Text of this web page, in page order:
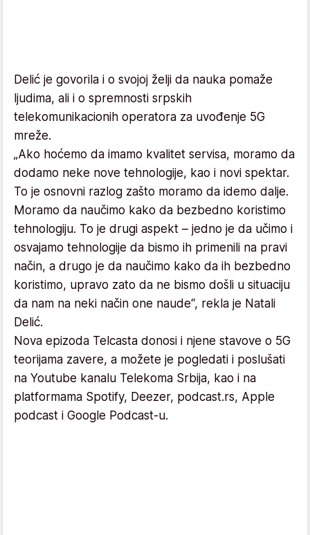
Delić je govorila i o svojoj želji da nauka pomaže
ljudima, ali i o spremnosti srpskih
telekomunikacionih operatora za uvođenje 5G
mreže.
„Ako hoćemo da imamo kvalitet servisa, moramo da
dodamo neke nove tehnologije, kao i novi spektar.
To je osnovni razlog zašto moramo da idemo dalje.
Moramo da naučimo kako da bezbedno koristimo
tehnologiju. To je drugi aspekt – jedno je da učimo i
osvajamo tehnologije da bismo ih primenili na pravi
način, a drugo je da naučimo kako da ih bezbedno
koristimo, upravo zato da ne bismo došli u situaciju
da nam na neki način one naude“, rekla je Natali
Delić.
Nova epizoda Telcasta donosi i njene stavove o 5G
teorijama zavere, a možete je pogledati i poslušati
na Youtube kanalu Telekoma Srbija, kao i na
platformama Spotify, Deezer, podcast.rs, Apple
podcast i Google Podcast-u.